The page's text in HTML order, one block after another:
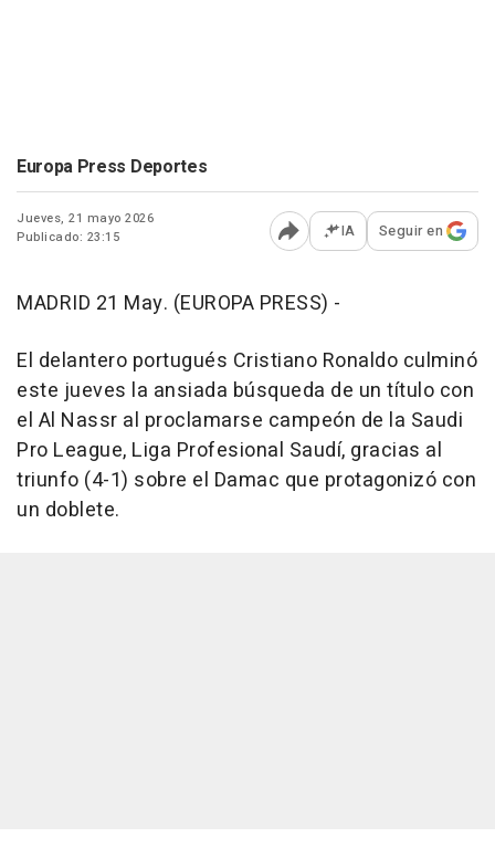
Europa Press Deportes
Jueves, 21 mayo 2026
Publicado: 23:15
Abrir opciones para
IA Seguir en
MADRID 21 May. (EUROPA PRESS) -
El delantero portugués Cristiano Ronaldo culminó
este jueves la ansiada búsqueda de un título con
el Al Nassr al proclamarse campeón de la Saudi
Pro League, Liga Profesional Saudí, gracias al
triunfo (4-1) sobre el Damac que protagonizó con
un doblete.